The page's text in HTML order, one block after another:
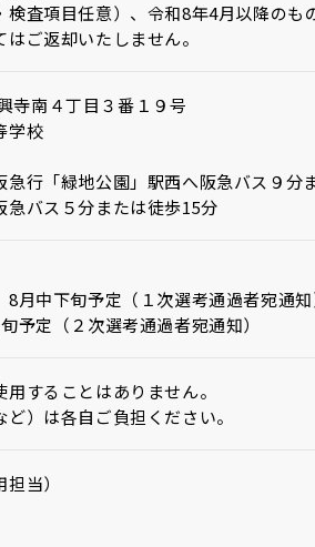
査項目任意）、令和8年4月以降のも
ご返却いたしません。
寺南４丁目３番１９号
学校
行「緑地公園」駅西へ阪急バス９分
バス５分または徒歩15分
中下旬予定（１次選考通過者宛通知
定（２次選考通過者宛通知）
することはありません。
）は各自ご負担ください。
当）